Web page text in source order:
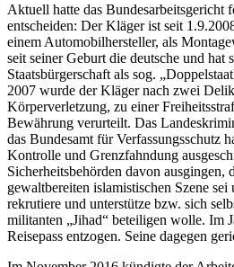
Aktuell hatte das Bundesarbeitsgericht
entscheiden: Der Kläger ist seit
einem Automobilhersteller, als
seit seiner Geburt die deutsche und hat
Staatsbürgerschaft als sog.
2007 wurde der Kläger nach zwei
Körperverletzung, zu einer
Bewährung verurteilt. Das
das Bundesamt für Verfassungsschutz
Kontrolle und Grenzfahndung
Sicherheitsbehörden davon ausgingen,
gewaltbereiten islamistischen Szene sei
rekrutiere und unterstütze bzw. sich
militanten „Jihad“ beteiligen wolle. Im
Reisepass entzogen. Seine dagegen